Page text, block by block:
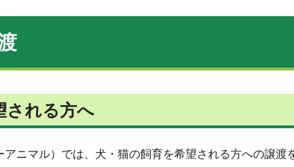
される方へ
ニマル）では、犬・猫の飼育を希望される方への譲渡